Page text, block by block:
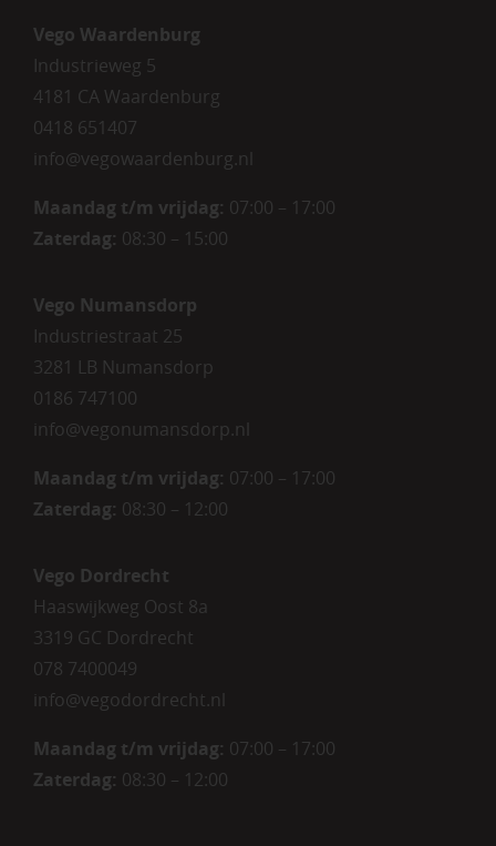
Vego Waardenburg
Industrieweg 5
4181 CA Waardenburg
0418 651407
info@vegowaardenburg.nl
Maandag t/m vrijdag: 07:00 – 17:00
Zaterdag: 08:30 – 15:00
Vego Numansdorp
Industriestraat 25
3281 LB Numansdorp
0186 747100
info@vegonumansdorp.nl
Maandag t/m vrijdag: 07:00 – 17:00
Zaterdag: 08:30 – 12:00
Vego Dordrecht
Haaswijkweg Oost 8a
3319 GC Dordrecht
078 7400049
info@vegodordrecht.nl
Maandag t/m vrijdag: 07:00 – 17:00
Zaterdag: 08:30 – 12:00